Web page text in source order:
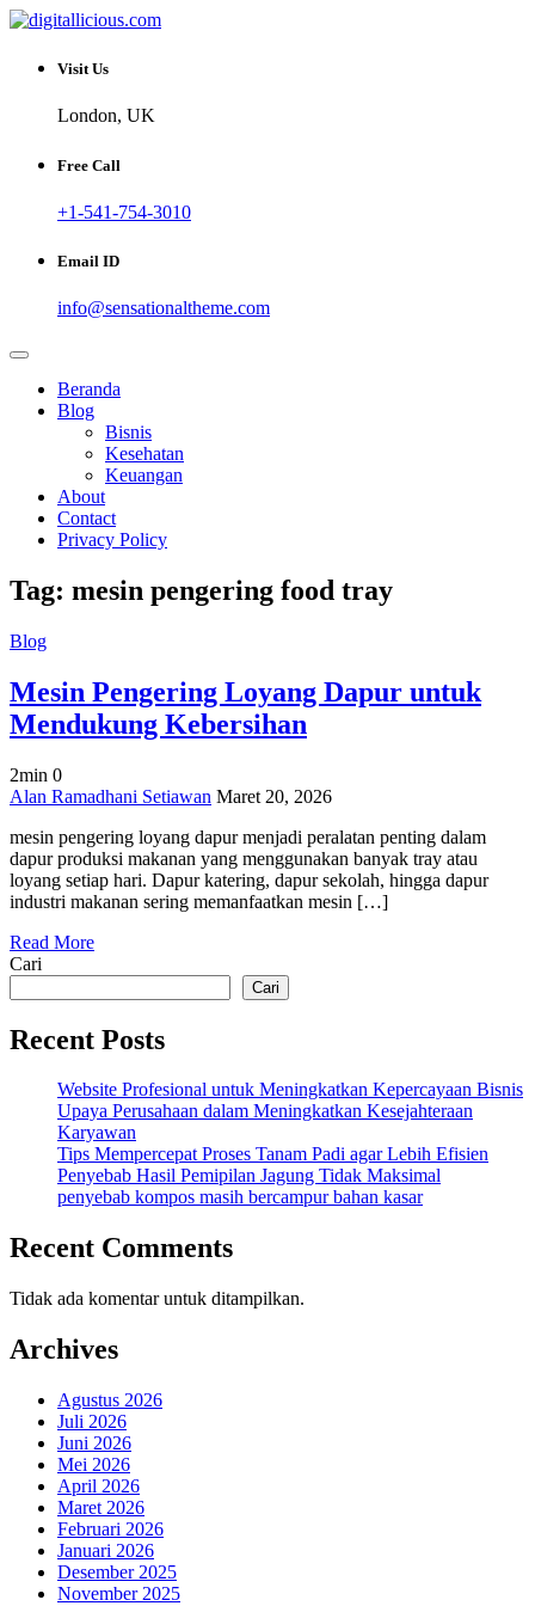
Skip
content
digitallicious.com
Sharing Digital Information
Visit Us
London, UK
Free Call
+1-541-754-3010
Email ID
info@sensationaltheme.com
Beranda
Blog
Bisnis
Kesehatan
Keuangan
About
Contact
Privacy Policy
Tag: mesin pengering food tray
Blog
Mesin Pengering Loyang Dapur untuk
Mendukung Kebersihan
2min 0
on
Pengering
Loyang
Dapur
untuk
Kebersihan
Alan Ramadhani Setiawan Maret 20, 2026
mesin pengering loyang dapur menjadi peralatan penting dalam
dapur produksi makanan yang menggunakan banyak tray atau
loyang setiap hari. Dapur katering, dapur sekolah, hingga dapur
industri makanan sering memanfaatkan mesin […]
Read More
Cari
Cari
Recent Posts
Website Profesional untuk Meningkatkan Kepercayaan Bisnis
Upaya Perusahaan dalam Meningkatkan Kesejahteraan
Karyawan
Tips Mempercepat Proses Tanam Padi agar Lebih Efisien
Penyebab Hasil Pemipilan Jagung Tidak Maksimal
penyebab kompos masih bercampur bahan kasar
Recent Comments
Tidak ada komentar untuk ditampilkan.
Archives
Agustus 2026
Juli 2026
Juni 2026
Mei 2026
April 2026
Maret 2026
Februari 2026
Januari 2026
Desember 2025
November 2025